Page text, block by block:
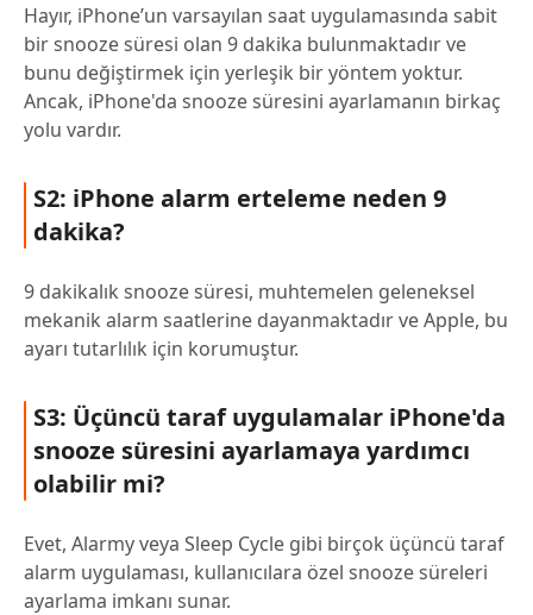
Hayır, iPhone’un varsayılan saat uygulamasında sabit
bir snooze süresi olan 9 dakika bulunmaktadır ve
bunu değiştirmek için yerleşik bir yöntem yoktur.
Ancak, iPhone'da snooze süresini ayarlamanın birkaç
yolu vardır.
S2: iPhone alarm erteleme neden 9
dakika?
9 dakikalık snooze süresi, muhtemelen geleneksel
mekanik alarm saatlerine dayanmaktadır ve Apple, bu
ayarı tutarlılık için korumuştur.
S3: Üçüncü taraf uygulamalar iPhone'da
snooze süresini ayarlamaya yardımcı
olabilir mi?
Evet, Alarmy veya Sleep Cycle gibi birçok üçüncü taraf
alarm uygulaması, kullanıcılara özel snooze süreleri
ayarlama imkanı sunar.